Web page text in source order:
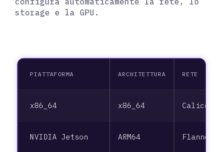
storage e la GPU.
PIATTAFORMA ARCHITETTURA RETE
x86_64 x86_64 Calico
NVIDIA Jetson ARM64 Flannel